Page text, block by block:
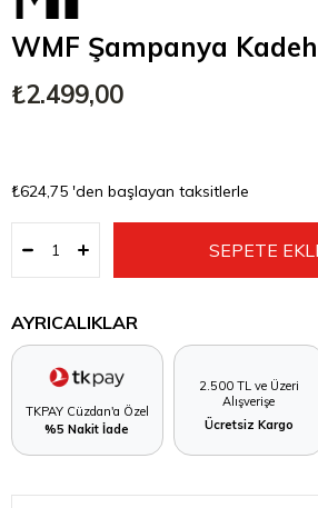
WMF Şampanya
₺2.499,00
₺624,75 'den başlayan taksitlerle
AYRICALIKLAR
TKPAY Cüzdan'a Özel
%5 Nakit İade
2.500 TL ve Üzeri
Alışverişe
Ücretsiz Kargo